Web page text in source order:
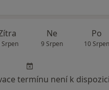
Srpen
Ne
9 Srpen
Po
10 Srpen
termínu není k dispozici